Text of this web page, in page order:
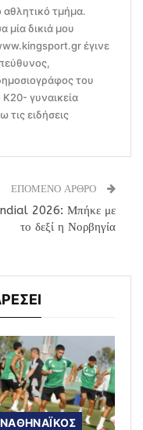
αθλητικό τμήμα.
μία δικιά μου
έγινε
του
γυναικεία
ειδήσεις
ΕΠΟΜΕΝΟ ΑΡΘΡΟ
2026: Μπήκε με
το δεξί η Νορβηγία